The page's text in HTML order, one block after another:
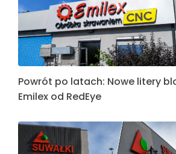
Powrót po latach: Nowe litery
Emilex od RedEye